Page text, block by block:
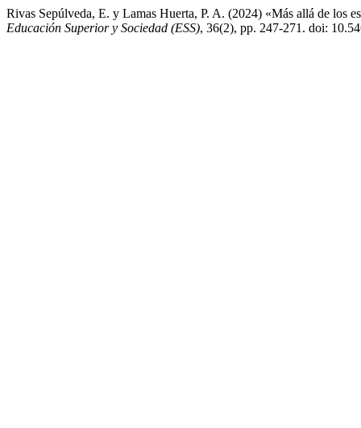
Rivas Sepúlveda, E. y Lamas Huerta, P. A. (2024) «Más allá de los
Educación Superior y Sociedad (ESS), 36(2), pp. 247-271. doi: